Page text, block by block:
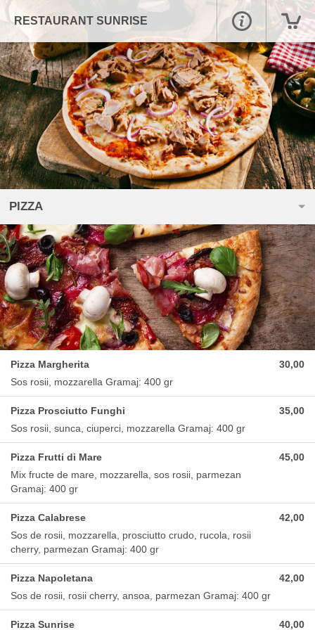
RESTAURANT SUNRISE
PIZZA
Pizza Margherita
Sos rosii, mozzarella Gramaj: 400 gr
30,00
Pizza Prosciutto Funghi
Sos rosii, sunca, ciuperci, mozzarella Gramaj: 400 gr
35,00
Pizza Frutti di Mare
Mix fructe de mare, mozzarella, sos rosii, parmezan
Gramaj: 400 gr
45,00
Pizza Calabrese
Sos de rosii, mozzarella, prosciutto crudo, rucola, rosii
cherry, parmezan Gramaj: 400 gr
42,00
Pizza Napoletana
Sos de rosii, rosii cherry, ansoa, parmezan Gramaj: 400 gr
42,00
Pizza Sunrise 40,00